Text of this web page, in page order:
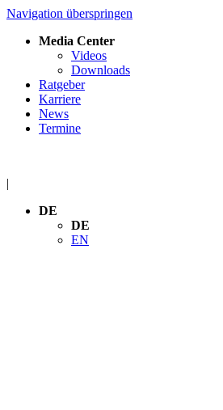
Navigation überspringen
Media Center
Videos
Downloads
Ratgeber
Karriere
News
Termine
|
DE
DE
EN